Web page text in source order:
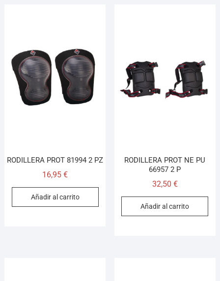
RODILLERA PROT 81994 2 PZ
16,95€
Añadir al carrito
RODILLERA PROT NE PU
66957 2 P
32,50 €
Añadir al carrito